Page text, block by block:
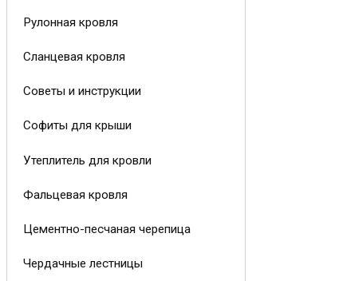
Рулонная кровля
Сланцевая кровля
Советы и инструкции
Софиты для крыши
Утеплитель для кровли
Фальцевая кровля
Цементно-песчаная черепица
Чердачные лестницы